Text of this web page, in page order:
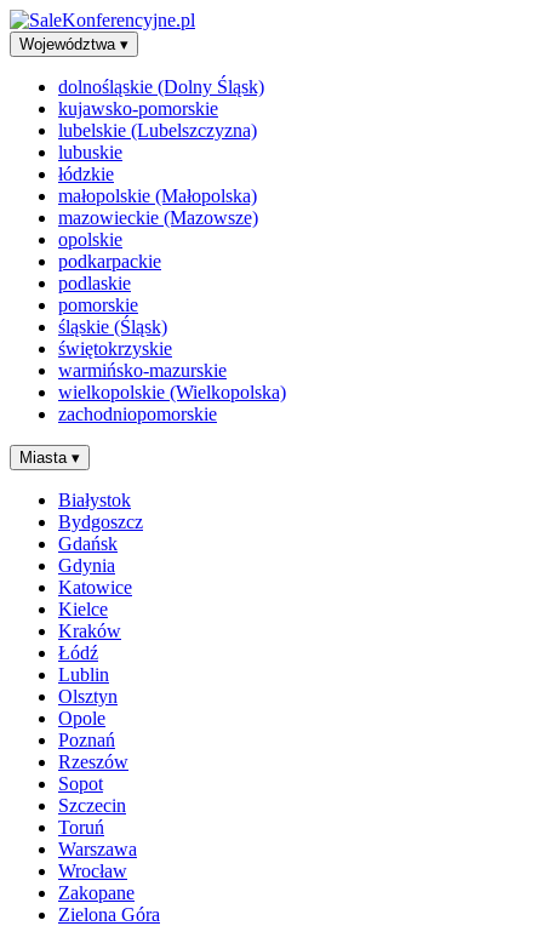
Województwa ▾
dolnośląskie (Dolny Śląsk)
kujawsko-pomorskie
lubelskie (Lubelszczyzna)
lubuskie
łódzkie
małopolskie (Małopolska)
mazowieckie (Mazowsze)
opolskie
podkarpackie
podlaskie
pomorskie
śląskie (Śląsk)
świętokrzyskie
warmińsko-mazurskie
wielkopolskie (Wielkopolska)
zachodniopomorskie
Miasta ▾
Białystok
Bydgoszcz
Gdańsk
Gdynia
Katowice
Kielce
Kraków
Łódź
Lublin
Olsztyn
Opole
Poznań
Rzeszów
Sopot
Szczecin
Toruń
Warszawa
Wrocław
Zakopane
Zielona Góra